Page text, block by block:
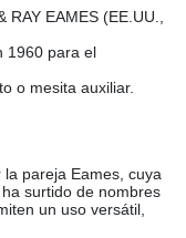
RAY EAMES (EE.UU.,
1960 para el
o mesita auxiliar.
pareja Eames, cuya
surtido de nombres
un uso versátil,